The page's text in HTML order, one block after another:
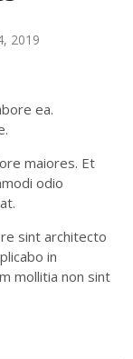
2019
ea.
maiores. Et
odio
sint architecto
in
mollitia non sint